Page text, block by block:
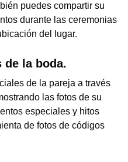
puedes compartir su
durante las ceremonias
del lugar.
de la boda.
de la pareja a través
las fotos de su
especiales y hitos
de fotos de códigos